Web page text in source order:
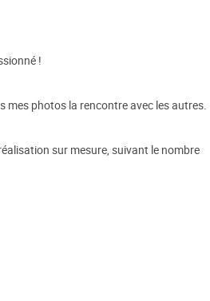
!
mes photos la rencontre avec les autres.
sur mesure, suivant le nombre